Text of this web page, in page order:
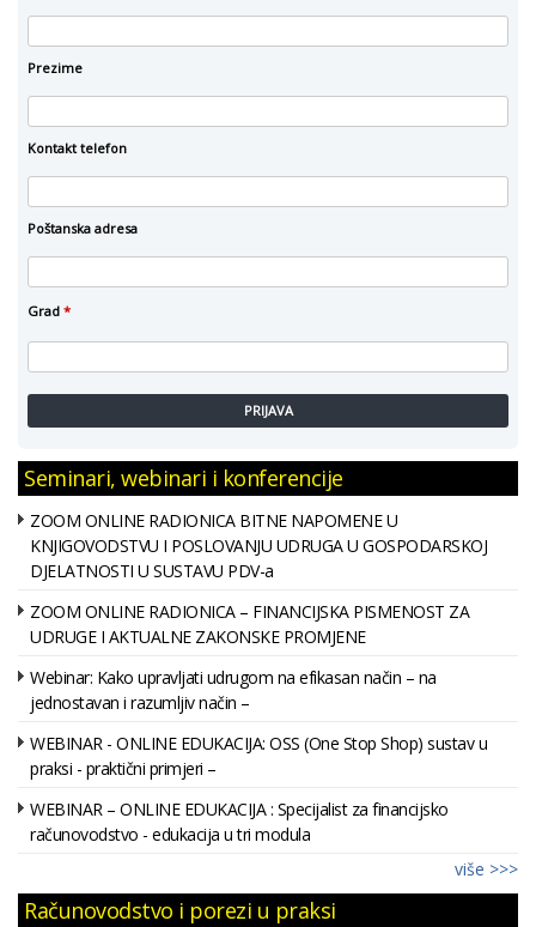
Prezime
Kontakt telefon
Poštanska adresa
Grad *
PRIJAVA
Seminari, webinari i konferencije
ZOOM ONLINE RADIONICA BITNE NAPOMENE U
KNJIGOVODSTVU I POSLOVANJU UDRUGA U GOSPODARSKOJ
DJELATNOSTI U SUSTAVU PDV-a
ZOOM ONLINE RADIONICA – FINANCIJSKA PISMENOST ZA
UDRUGE I AKTUALNE ZAKONSKE PROMJENE
Webinar: Kako upravljati udrugom na efikasan način – na
jednostavan i razumljiv način –
WEBINAR - ONLINE EDUKACIJA: OSS (One Stop Shop) sustav u
praksi - praktični primjeri –
WEBINAR – ONLINE EDUKACIJA : Specijalist za financijsko
računovodstvo - edukacija u tri modula
više >>>
Računovodstvo i porezi u praksi